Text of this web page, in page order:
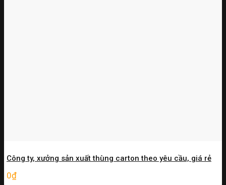
Công ty, xưởng sản xuất thùng carton theo yêu cầu, giá rẻ
0₫